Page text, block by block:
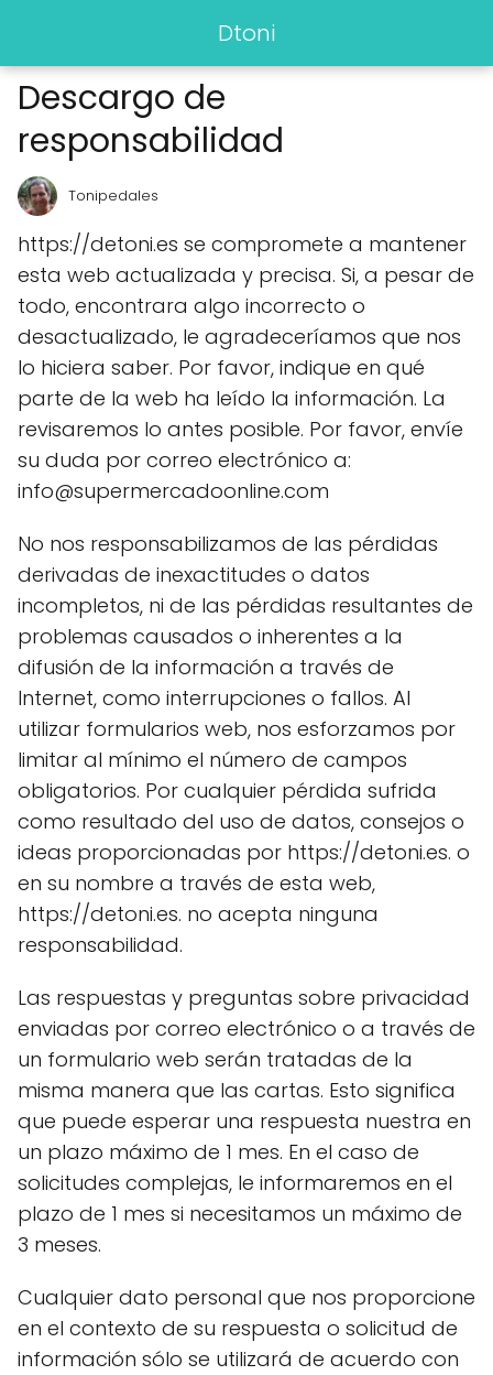
Dtoni
Descargo de
responsabilidad
Tonipedales
https://detoni.es se compromete a mantener
esta web actualizada y precisa. Si, a pesar de
todo, encontrara algo incorrecto o
desactualizado, le agradeceríamos que nos
lo hiciera saber. Por favor, indique en qué
parte de la web ha leído la información. La
revisaremos lo antes posible. Por favor, envíe
su duda por correo electrónico a:
info@supermercadoonline.com
No nos responsabilizamos de las pérdidas
derivadas de inexactitudes o datos
incompletos, ni de las pérdidas resultantes de
problemas causados o inherentes a la
difusión de la información a través de
Internet, como interrupciones o fallos. Al
utilizar formularios web, nos esforzamos por
limitar al mínimo el número de campos
obligatorios. Por cualquier pérdida sufrida
como resultado del uso de datos, consejos o
ideas proporcionadas por https://detoni.es. o
en su nombre a través de esta web,
https://detoni.es. no acepta ninguna
responsabilidad.
Las respuestas y preguntas sobre privacidad
enviadas por correo electrónico o a través de
un formulario web serán tratadas de la
misma manera que las cartas. Esto significa
que puede esperar una respuesta nuestra en
un plazo máximo de 1 mes. En el caso de
solicitudes complejas, le informaremos en el
plazo de 1 mes si necesitamos un máximo de
3 meses.
Cualquier dato personal que nos proporcione
en el contexto de su respuesta o solicitud de
información sólo se utilizará de acuerdo con